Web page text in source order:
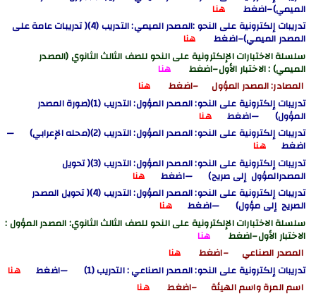
الميمي)–اضغطهنا
تدريبات إلكترونية على النحو :المصدر الميمي: التدريب (4) ( تدريبات عامة على
المصدر الميمي)–اضغط هنا
سلسلة الاختبارات الإلكترونية على النحو للصف الثالث الثانوي (المصدر
الميمي): الاختبار الأول–اضغطهنا
المصادر: المصدر المؤول –اضغط
هنا
تدريبات إلكترونية على النحو: المصدر المؤول: التدريب (1)(
صورة المصدر
المؤول) —اضغطهنا
تدريبات إلكترونية على النحو: المصدر المؤول: التدريب (2)(
محله الإعرابي) —
اضغطهنا
تدريبات إلكترونية على النحو: المصدر المؤول: التدريب (3)(
تحويل
المصدرالمؤول إلى صريح) —اضغط هنا
تدريبات إلكترونية على النحو: المصدر المؤول: التدريب (4)(
تحويل المصدر
الصريح إلى مؤول) —اضغطهنا
سلسلة الاختبارات الإلكترونية على النحو للصف الثالث الثانوي: المصدر المؤول :
الاختبار الأول–اضغطهنا
المصدر الصناعي –اضغط
هنا
تدريبات إلكترونية على النحو: المصدر الصناعي : التدريب (1)
—اضغطهنا
اسم المرة واسم الهيئة –اضغط
هنا